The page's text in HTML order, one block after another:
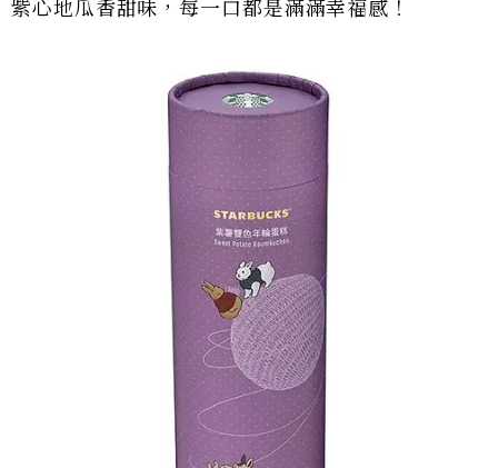
紫心地瓜香甜味，每一口都是滿滿幸福感！